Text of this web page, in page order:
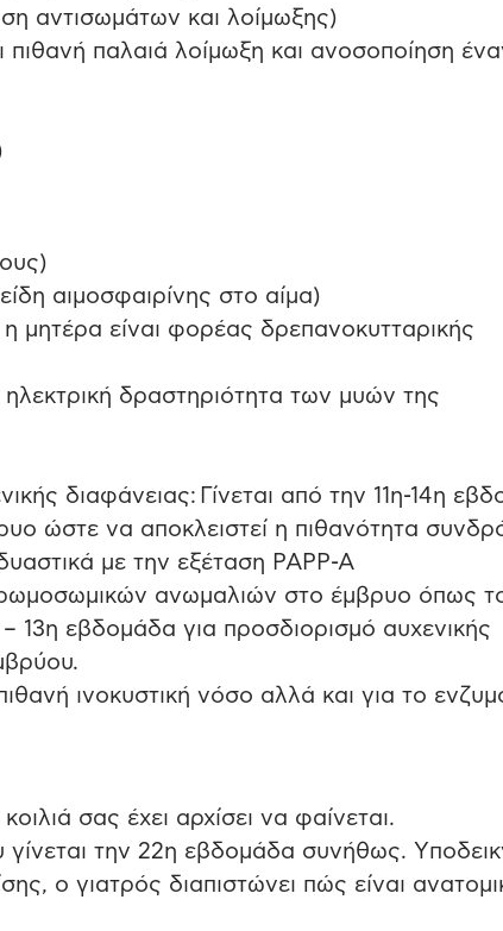
αντισωμάτων και λοίμωξης)
παλαιά λοίμωξη και ανοσοποίηση
αιμοσφαιρίνης στο αίμα)
μητέρα είναι φορέας δρεπανοκυτταρικής
δραστηριότητα των μυών της
διαφάνειας: Γίνεται από την 11η-14η
ώστε να αποκλειστεί η πιθανότητα
με την εξέταση PAPP-A
ανωμαλιών στο έμβρυο όπως
εβδομάδα για προσδιορισμό αυχενικής
ινοκυστική νόσο αλλά και για το
σας έχει αρχίσει να φαίνεται.
την 22η εβδομάδα συνήθως.
ο γιατρός διαπιστώνει πώς είναι